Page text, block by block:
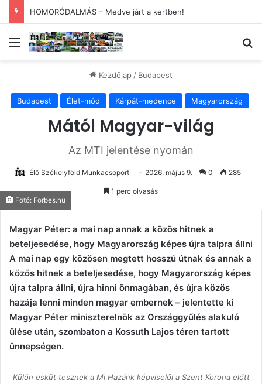
Kezdődik az 54. Tokaji Írótábor
Menü
Kezdőlap/ Budapest
Budapest Élet-mód Kárpát-medence Magyarország
Mától Magyar-világ
Az MTI jelentése nyomán
Élő Székelyföld Munkacsoport 2026. május 9. 0 285
1 perc olvasás
Fotó: Forbes.hu
Magyar Péter: a mai nap annak a közös hitnek a
beteljesedése, hogy Magyarország képes újra talpra állni
A mai nap egy közösen megtett hosszú útnak és annak a
közös hitnek a beteljesedése, hogy Magyarország képes
újra talpra állni, újra hinni önmagában, és újra közös
hazája lenni minden magyar embernek – jelentette ki
Magyar Péter miniszterelnök az Országgyűlés alakuló
ülése után, szombaton a Kossuth Lajos téren tartott
ünnepségen.
Külön esküt tesznek a Mi Hazánk képviselői a Szent Korona előtt